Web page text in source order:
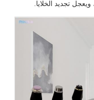
تجديد الخلايا.